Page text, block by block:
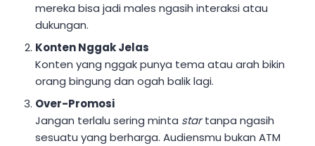
mereka bisa jadi males ngasih interaksi atau
dukungan.
Konten Nggak Jelas
Konten yang nggak punya tema atau arah bikin
orang bingung dan ogah balik lagi.
Over-Promosi
Jangan terlalu sering minta startanpa ngasih
sesuatu yang berharga. Audiensmu bukan ATM